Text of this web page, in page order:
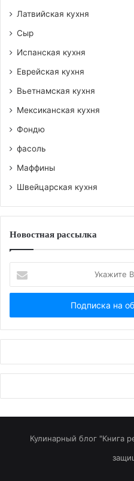
Латвийская кухня
Сыр
Испанская кухня
Еврейская кухня
Вьетнамская кухня
Мексиканская кухня
Фондю
фасоль
Маффины
Швейцарская кухня
Новостная рассылка
Ваш
Email...
Кулинарный блог "Книга